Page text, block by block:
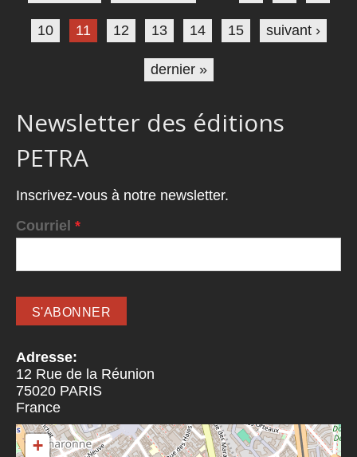
10 11 12 13 14 15 suivant ›
dernier »
Newsletter des éditions
PETRA
Inscrivez-vous à notre newsletter.
Courriel *
Adresse:
12 Rue de la Réunion
75020 PARIS
France
+